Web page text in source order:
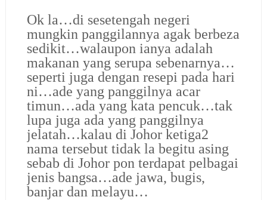
Ok la…di sesetengah negeri
mungkin panggilannya agak berbeza
sedikit…walaupon ianya adalah
makanan yang serupa sebenarnya…
seperti juga dengan resepi pada hari
ni…ade yang panggilnya acar
timun…ada yang kata pencuk…tak
lupa juga ada yang panggilnya
jelatah…kalau di Johor ketiga2
nama tersebut tidak la begitu asing
sebab di Johor pon terdapat pelbagai
jenis bangsa…ade jawa, bugis,
banjar dan melayu…